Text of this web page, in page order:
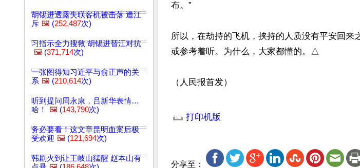
胡锡进透露失联客机被击落 遭江
斥 🖼️ (252,487次)
习指示全力搜救 胡锡进替江对抗
🖼️ (371,714次)
一张图得知习近平与俞正声的关
系 🖼️ (210,614次)
听到提问周永康，吕新华表情…
哈！
🖼️ (143,790次)
务必要看！这文章昆明血案后极
受欢迎 🖼️ (121,694次)
韩剧火到让王岐山猛醒 赵本山有
布。”
所以，在劫持的飞机，挟持的人质没有平安回
或参考着听。为什么，大家都懂的。△
（人民报首发）
打印机版
分享至：